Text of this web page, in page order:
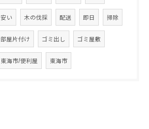
安い 木の伐採 配送 即日 掃除
部屋片付け ゴミ出し ゴミ屋敷
東海市/便利屋 東海市